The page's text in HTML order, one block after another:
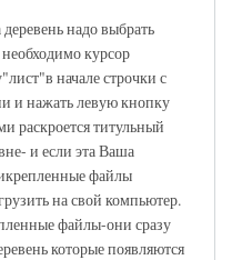
надо выбрать
курсор
начале строчки с
и нажать левую кнопку
раскроется титульный
и если эта Ваша
файлы
на свой компьютер.
файлы-они сразу
которые появляются